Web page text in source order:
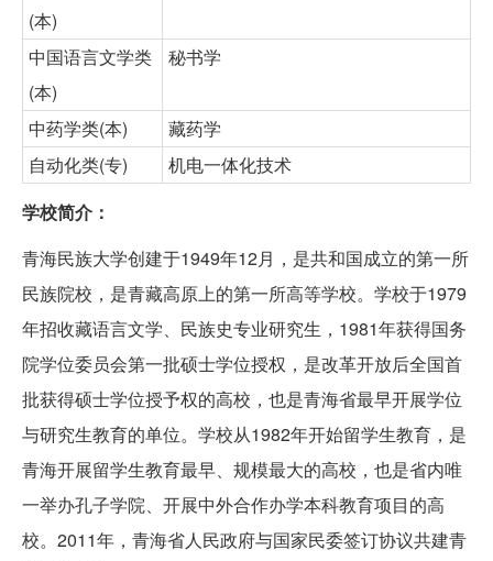
(本)
中国语言文学类
(本)
秘书学
中药学类(本)
藏药学
自动化类(专)
机电一体化技术
学校简介：
青海民族大学创建于1949年12月，是共和国成立的第一所
民族院校，是青藏高原上的第一所高等学校。学校于1979
年招收藏语言文学、民族史专业研究生，1981年获得国务
院学位委员会第一批硕士学位授权，是改革开放后全国首
批获得硕士学位授予权的高校，也是青海省最早开展学位
与研究生教育的单位。学校从1982年开始留学生教育，是
青海开展留学生教育最早、规模最大的高校，也是省内唯
一举办孔子学院、开展中外合作办学本科教育项目的高
校。2011年，青海省人民政府与国家民委签订协议共建青